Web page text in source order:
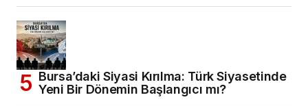
Bursa’daki Siyasi Kırılma: Türk Siyasetinde
Yeni Bir Dönemin Başlangıcı mı?